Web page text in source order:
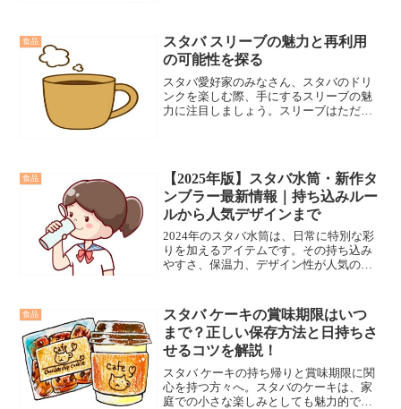
食品
スタバ スリーブの魅力と再利用
の可能性を探る
スタバ愛好家のみなさん、スタバのドリ
ンクを楽しむ際、手にするスリーブの魅
力に注目しましょう。スリーブはただの
な価値を探ります。
食品
【2025年版】スタバ水筒・新作タ
ンブラー最新情報｜持ち込みルー
ルから人気デザインまで
2024年のスタバ水筒は、日常に特別な彩
りを加えるアイテムです。その持ち込み
やすさ、保温力、デザイン性が人気の秘
て、なぜスタバ水筒がこれほど愛されて
いるのか、その理由を探ります。
食品
スタバ ケーキの賞味期限はいつ
まで？正しい保存方法と日持ちさ
せるコツを解説！
スタバ ケーキの持ち帰りと賞味期限に関
心を持つ方々へ。スタバのケーキは、家
庭での小さな楽しみとしても魅力的で